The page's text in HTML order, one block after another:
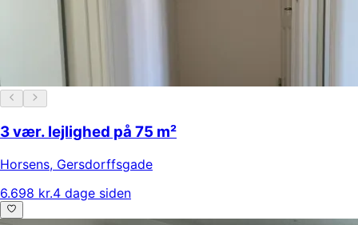
3 vær. lejlighed på 75 m²
Horsens, Gersdorffsgade
6.698 kr.4 dage siden